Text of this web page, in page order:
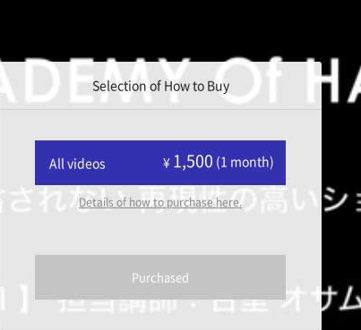
Selection of How to Buy
All videos ¥ 1,500 (1 month)
Details of how to purchase here.
Purchased